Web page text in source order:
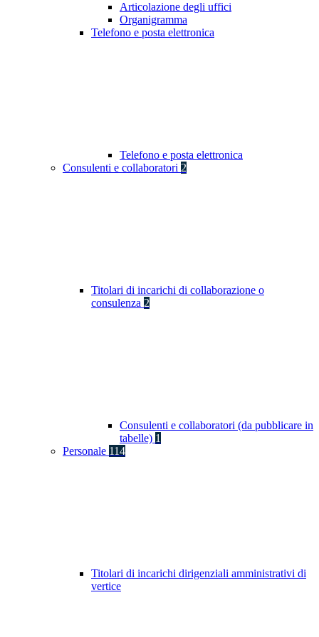
Articolazione degli uffici
Organigramma
Telefono e posta elettronica
Telefono e posta elettronica
Consulenti e collaboratori 2
Titolari di incarichi di collaborazione o
consulenza 2
Consulenti e collaboratori (da pubblicare in
tabelle) 1
Personale 114
Titolari di incarichi dirigenziali amministrativi di
vertice